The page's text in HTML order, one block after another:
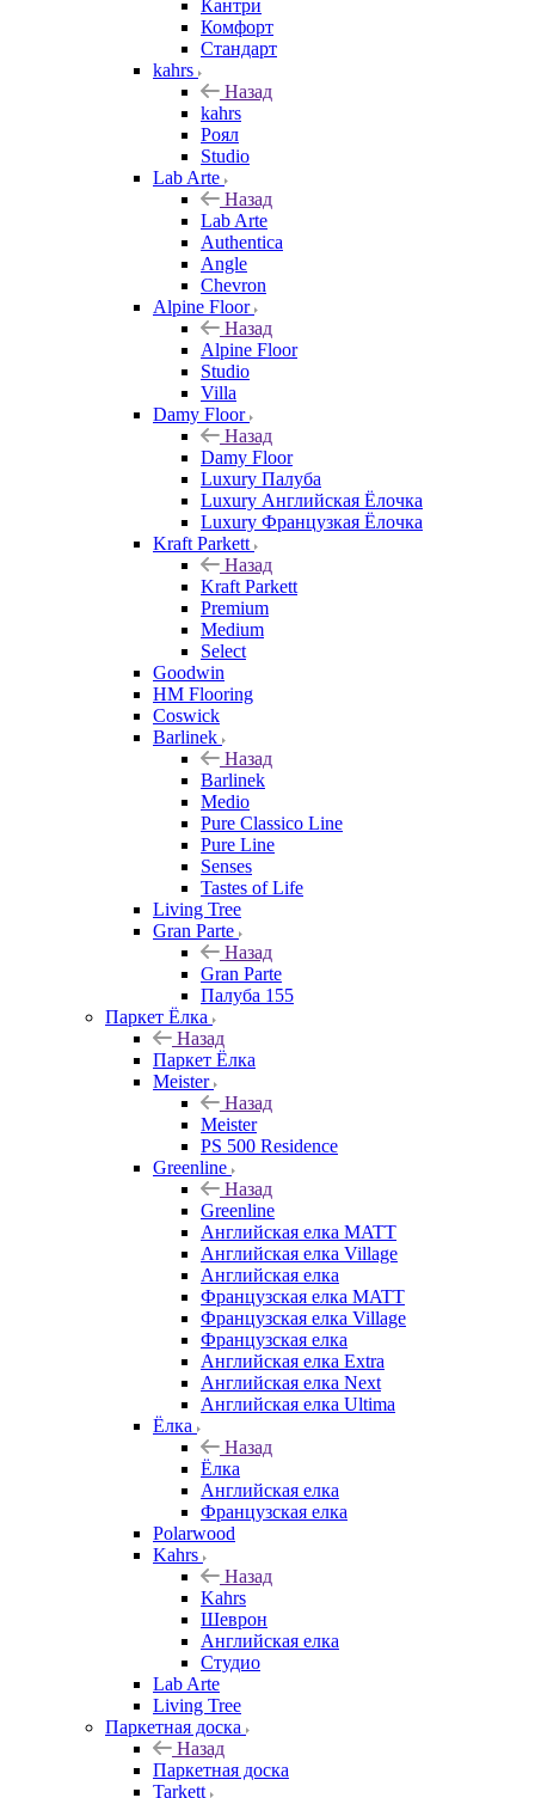
Кантри
Комфорт
Стандарт
kahrs
Назад
kahrs
Роял
Studio
Lab Arte
Назад
Lab Arte
Authentica
Angle
Chevron
Alpine Floor
Назад
Alpine Floor
Studio
Villa
Damy Floor
Назад
Damy Floor
Luxury Палуба
Luxury Английская Ёлочка
Luxury Французкая Ёлочка
Kraft Parkett
Назад
Kraft Parkett
Premium
Medium
Select
Goodwin
HM Flooring
Coswick
Barlinek
Назад
Barlinek
Medio
Pure Classico Line
Pure Line
Senses
Tastes of Life
Living Tree
Gran Parte
Назад
Gran Parte
Палуба 155
Паркет Ёлка
Назад
Паркет Ёлка
Meister
Назад
Meister
PS 500 Residence
Greenline
Назад
Greenline
Английская елка MATT
Английская елка Village
Английская елка
Французская елка MATT
Французская елка Village
Французская елка
Английская елка Extra
Английская елка Next
Английская елка Ultima
Ёлка
Назад
Ёлка
Английская елка
Французская елка
Polarwood
Kahrs
Назад
Kahrs
Шеврон
Английская елка
Студио
Lab Arte
Living Tree
Паркетная доска
Назад
Паркетная доска
Tarkett